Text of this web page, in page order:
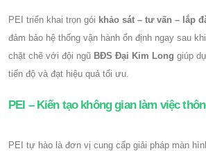
PEI triển khai trọn gói khảo sát – tư vấn – lắp
đảm bảo hệ thống vận hành ổn định ngay sau
chặt chẽ với đội ngũ BĐS Đại Kim Long giúp
tiến độ và đạt hiệu quả tối ưu.
PEI – Kiến tạo không gian làm việc
PEI tự hào là đơn vị cung cấp giải pháp màn